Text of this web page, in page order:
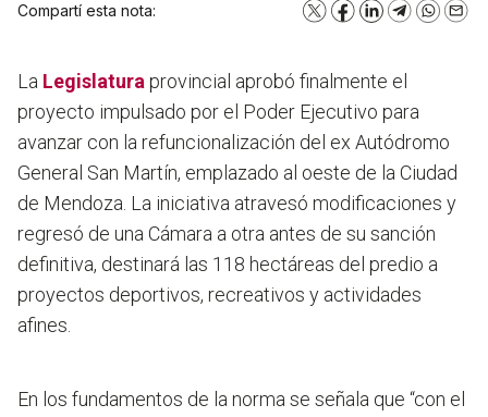
Compartí esta nota: X Facebook
LinkedInTelegram
La Legislatura provincial aprobó finalmente el
proyecto impulsado por el Poder Ejecutivo para
avanzar con la refuncionalización del ex Autódromo
General San Martín, emplazado al oeste de la Ciudad
de Mendoza. La iniciativa atravesó modificaciones y
regresó de una Cámara a otra antes de su sanción
definitiva, destinará las 118 hectáreas del predio a
proyectos deportivos, recreativos y actividades
afines.
En los fundamentos de la norma se señala que “con el